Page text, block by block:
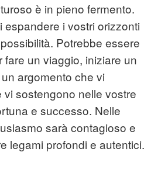
è in pieno fermento.
espandere i vostri orizzonti
Potrebbe essere
fare un viaggio, iniziare un
argomento che vi
sostengono nelle vostre
e successo. Nelle
sarà contagioso e
legami profondi e autentici.